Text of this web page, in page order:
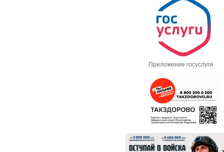
Приложение госуслуги